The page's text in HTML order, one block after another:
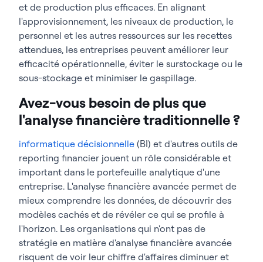
et de production plus efficaces. En alignant
l'approvisionnement, les niveaux de production, le
personnel et les autres ressources sur les recettes
attendues, les entreprises peuvent améliorer leur
efficacité opérationnelle, éviter le surstockage ou le
sous-stockage et minimiser le gaspillage.
Avez-vous besoin de plus que
l'analyse financière traditionnelle ?
informatique décisionnelle (BI) et d'autres outils de
reporting financier jouent un rôle considérable et
important dans le portefeuille analytique d'une
entreprise. L'analyse financière avancée permet de
mieux comprendre les données, de découvrir des
modèles cachés et de révéler ce qui se profile à
l'horizon. Les organisations qui n'ont pas de
stratégie en matière d'analyse financière avancée
risquent de voir leur chiffre d'affaires diminuer et